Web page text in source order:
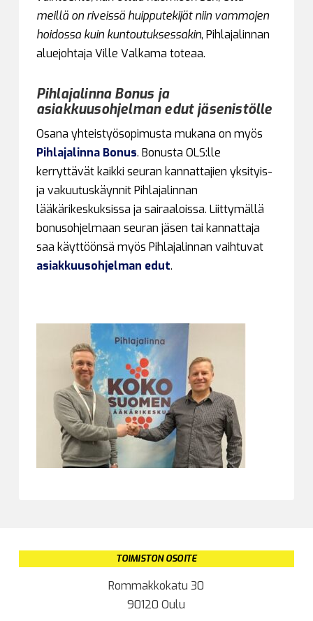
meillä on riveissä huipputekijät niin vammojen
hoidossa kuin kuntoutuksessakin, Pihlajalinnan
aluejohtaja Ville Valkama toteaa.
Pihlajalinna Bonus ja
asiakkuusohjelman edut jäsenistölle
Osana yhteistyösopimusta mukana on myös
Pihlajalinna Bonus. Bonusta OLS:lle
kerryttävät kaikki seuran kannattajien yksityis-
ja vakuutuskäynnit Pihlajalinnan
lääkärikeskuksissa ja sairaaloissa. Liittymällä
bonusohjelmaan seuran jäsen tai kannattaja
saa käyttöönsä myös Pihlajalinnan vaihtuvat
asiakkuusohjelman edut.
TOIMISTON OSOITE
Rommakkokatu 30
90120 Oulu